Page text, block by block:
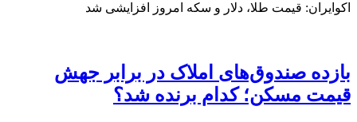
اکوایران: قیمت طلا، دلار و سکه امروز افزایشی شد
بازده صندوق‌های املاک در برابر جهش
قیمت مسکن؛ کدام برنده شد؟